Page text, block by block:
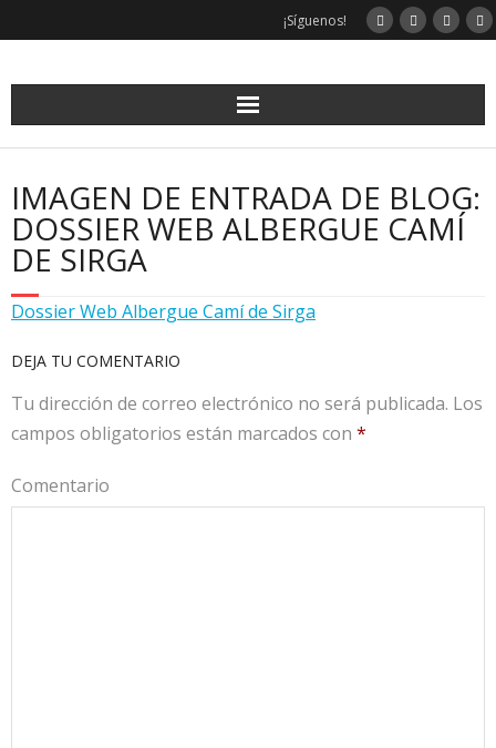
¡Síguenos!
IMAGEN DE ENTRADA DE BLOG:
DOSSIER WEB ALBERGUE CAMÍ
DE SIRGA
Dossier Web Albergue Camí de Sirga
DEJA TU COMENTARIO
Tu dirección de correo electrónico no será publicada. Los
campos obligatorios están marcados con *
Comentario